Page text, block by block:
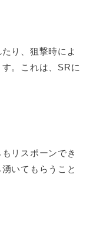
り、狙撃時によ
。これは、SRに
リスポーンでき
いてもらうこと